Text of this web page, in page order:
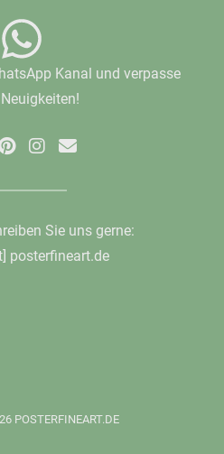
Kanal und verpasse
Sie uns gerne:
posterfineart.de
POSTERFINEART.DE